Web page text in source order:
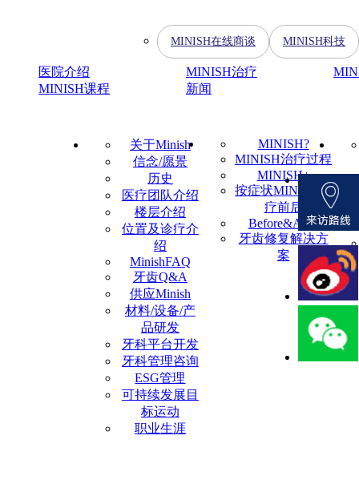
医院介绍 MINISH治疗
MINISH课程
新闻
MINISH在线商谈 MINISH科技
关于Minish
信念/愿景
历史
医疗团队介绍
楼层介绍
位置及诊疗介
绍
MinishFAQ
牙齿Q&A
供应Minish
材料/设备/产
品研发
牙科平台开发
牙科管理咨询
ESG管理
可持续发展目
标运动
职业生涯
MINISH?
MINISH治疗过程
MINISH+
按症状MINISH治
疗前后
Before&After
牙齿修复解决方
案